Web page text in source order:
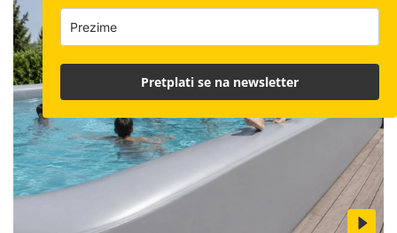
Pretplati se na newsletter